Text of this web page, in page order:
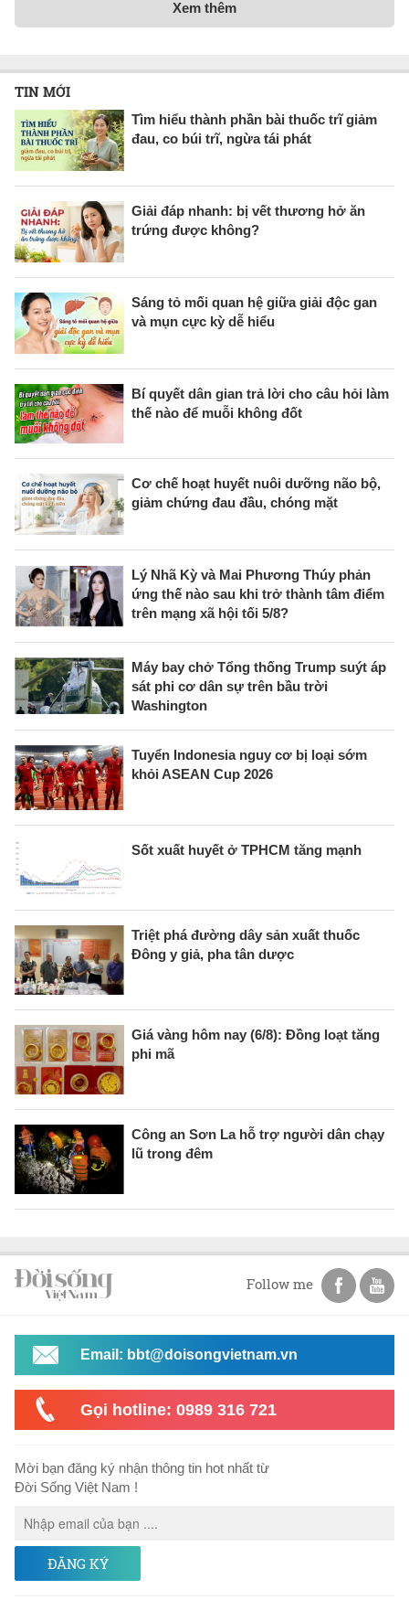
Xem thêm
TIN MỚI
Tìm hiểu thành phần bài thuốc trĩ giảm
đau, co búi trĩ, ngừa tái phát
Giải đáp nhanh: bị vết thương hở ăn
trứng được không?
Sáng tỏ mối quan hệ giữa giải độc gan
và mụn cực kỳ dễ hiểu
Bí quyết dân gian trả lời cho câu hỏi làm
thế nào để muỗi không đốt
Cơ chế hoạt huyết nuôi dưỡng não bộ,
giảm chứng đau đầu, chóng mặt
Lý Nhã Kỳ và Mai Phương Thúy phản
ứng thế nào sau khi trở thành tâm điểm
trên mạng xã hội tối 5/8?
Máy bay chở Tổng thống Trump suýt áp
sát phi cơ dân sự trên bầu trời
Washington
Tuyển Indonesia nguy cơ bị loại sớm
khỏi ASEAN Cup 2026
Sốt xuất huyết ở TPHCM tăng mạnh
Triệt phá đường dây sản xuất thuốc
Đông y giả, pha tân dược
Giá vàng hôm nay (6/8): Đồng loạt tăng
phi mã
Công an Sơn La hỗ trợ người dân chạy
lũ trong đêm
Follow me
Email: bbt@doisongvietnam.vn
Gọi hotline: 0989 316 721
Mời bạn đăng ký nhận thông tin hot nhất từ
Đời Sống Việt Nam !
ĐĂNG KÝ